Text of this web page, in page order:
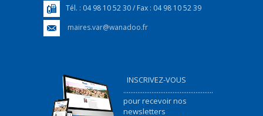
Tél. : 04 98 10 52 30 / Fax : 04 98 10 52 39
maires.var@wanadoo.fr
INSCRIVEZ-VOUS
...................................................
pour recevoir nos
newsletters